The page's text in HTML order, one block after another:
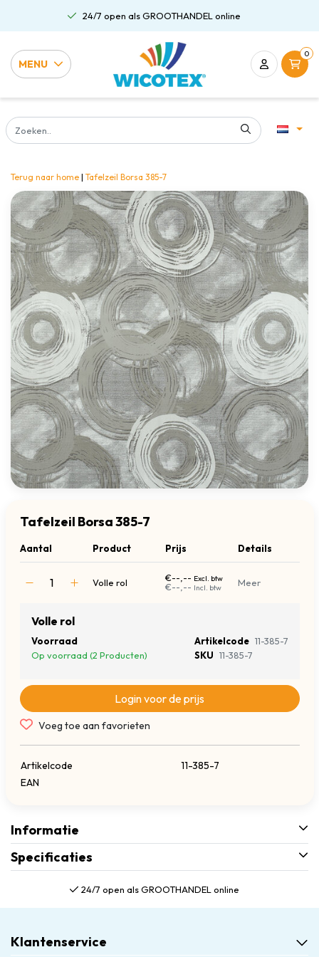
24/7 open als GROOTHANDEL online
MENU
0
Terug naar home | Tafelzeil Borsa 385-7
Tafelzeil Borsa 385-7
Aantal Product Prijs Details
Volle rol €--,-- Excl. btw
€--,-- Incl. btw Meer
Volle rol
Voorraad
Op voorraad (2 Producten)
Artikelcode 11-385-7
SKU 11-385-7
Login voor de prijs
Voeg toe aan favorieten
Artikelcode
11-385-7
EAN
Informatie
Specificaties
24/7 open als GROOTHANDEL online
Klantenservice